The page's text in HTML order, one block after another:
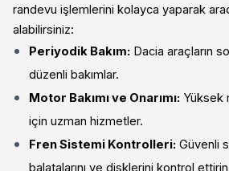
randevu işlemlerini kolayca yaparak
alabilirsiniz:
Periyodik Bakım: Dacia araçların
düzenli bakımlar.
Motor Bakımı ve Onarımı: Yüksek
için uzman hizmetler.
Fren Sistemi Kontrolleri: Güvenli
balatalarını ve disklerini kontrol